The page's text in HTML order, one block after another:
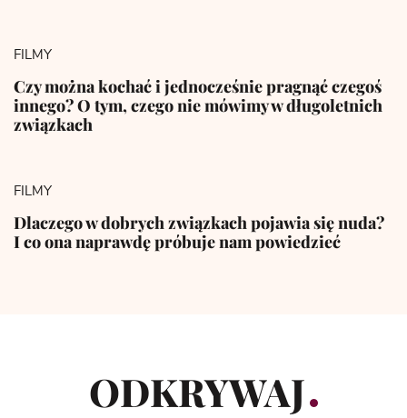
FILMY
Czy można kochać i jednocześnie pragnąć czegoś
innego? O tym, czego nie mówimy w długoletnich
związkach
FILMY
Dlaczego w dobrych związkach pojawia się nuda?
I co ona naprawdę próbuje nam powiedzieć
ODKRYWAJ